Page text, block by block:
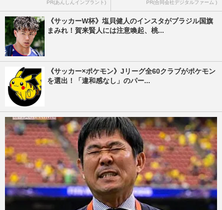
PR(あんしんインプラント) PR(合同会社デジタルファーム )
《サッカーW杯》塩貝健人のインスタがブラジル国旗
まみれ！賀来賢人には注意喚起、桃...
《サッカー×ポケモン》Jリーグ全60クラブがポケモン
を選出！「違和感なし」のパー...